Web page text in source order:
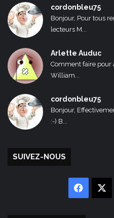
cordonbleu75
Bonjour, Pour tous
lecteurs M...
Arlette Auduc
Comment faire pour
William...
cordonbleu75
Bonjour,
:-) B...
SUIVEZ-NOUS